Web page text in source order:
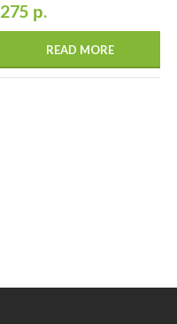
275 р.
READ MORE